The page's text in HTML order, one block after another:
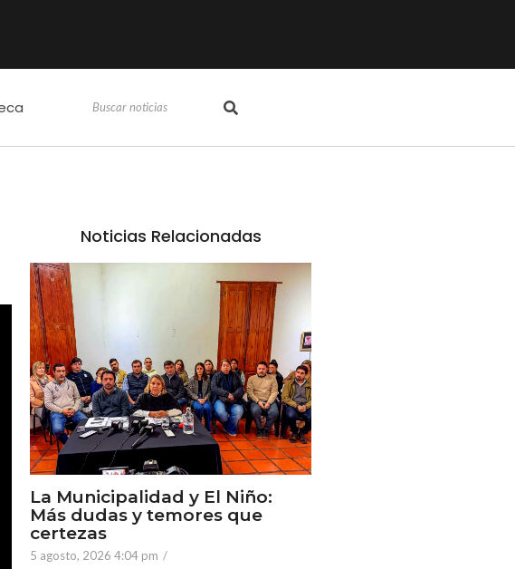
Noticias Relacionadas
La Municipalidad y El Niño:
Más dudas y temores que
certezas
5 agosto, 2026 4:04 pm /